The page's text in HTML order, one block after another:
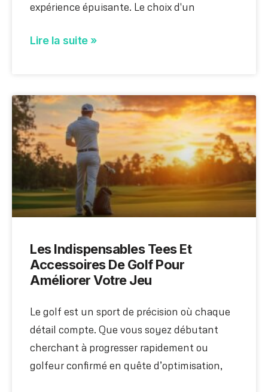
expérience épuisante. Le choix d'un
Lire la suite »
Les Indispensables Tees Et
Accessoires De Golf Pour
Améliorer Votre Jeu
Le golf est un sport de précision où chaque
détail compte. Que vous soyez débutant
cherchant à progresser rapidement ou
golfeur confirmé en quête d’optimisation,